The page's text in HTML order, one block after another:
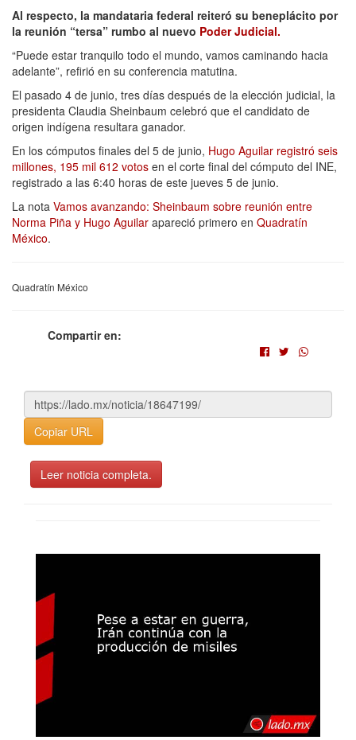
Al respecto, la mandataria federal reiteró su beneplácito por
la reunión “tersa” rumbo al nuevo Poder Judicial.
“Puede estar tranquilo todo el mundo, vamos caminando hacia
adelante”, refirió en su conferencia matutina.
El pasado 4 de junio, tres días después de la elección judicial, la
presidenta Claudia Sheinbaum celebró que el candidato de
origen indígena resultara ganador.
En los cómputos finales del 5 de junio, Hugo Aguilar registró seis
millones, 195 mil 612 votos en el corte final del cómputo del INE,
registrado a las 6:40 horas de este jueves 5 de junio.
La nota Vamos avanzando: Sheinbaum sobre reunión entre
Norma Piña y Hugo Aguilar apareció primero en Quadratín
México.
Quadratín México
Compartir en:
Copiar URL
Leer noticia completa.